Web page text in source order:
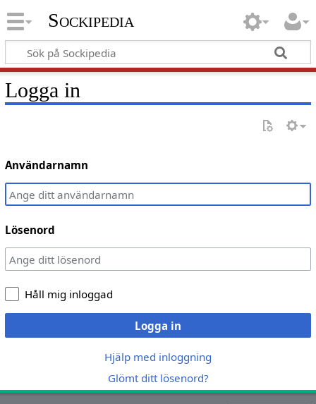
Sockipedia
Logga in
Användarnamn
Lösenord
Håll mig inloggad
Logga in
Hjälp med inloggning
Glömt ditt lösenord?